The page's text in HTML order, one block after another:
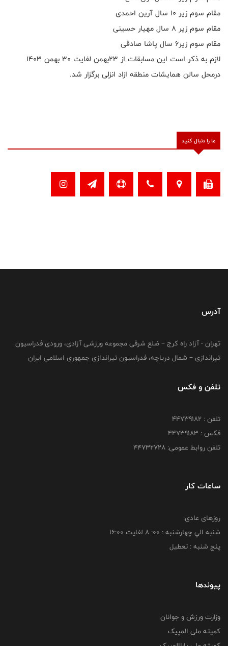
مقام سوم زیر ۱۰ سال آرین احمدی
مقام سوم زیر ۸ سال مهیار حسینی
مقام سوم زیر۶ سال پاشا صادقی
لازم به ذکر است این مسابقات از ۲۳بهمن لغایت ۳۰ بهمن ۱۴۰۳
درمحل سالن همایشات منطقه ازاد انزلی برگزار شد.
ما را دنبال کنید
آدرس
تهران - آزاد راه کرج – ضلع شرقی مجموعه ورزشی آزادی، ورودی فدراسیون
تیراندازی – شمال دریاچه، فدراسیون تیراندازی جمهوری اسلامی ایران
تلفن و فکس
تلفن : ۴۴۷۳۹۱۸۲
فکس : ۴۴۷۳۹۱۸3
تلفن روابط عمومی: ۴۴۷۳۲۷۲۸
ساعات کار
روزهای عادی:
شنبه الي چهارشنبه : 00: 8 لغايت 16:00
پنج شنبه : تعطیل
پیوندها
وزارت ورزش و جوانان
کمیته ملی المپیک